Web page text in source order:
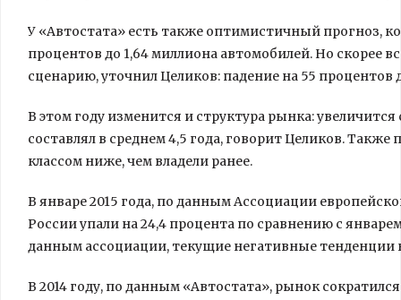
У «Автостата» есть также оптимистичный прогноз,
процентов до 1,64 миллиона автомобилей. Но скорее
сценарию, уточнил Целиков: падение на 55 процентов
В этом году изменится и структура рынка:
составлял в среднем 4,5 года, говорит Целиков.
классом ниже, чем владели ранее.
В январе 2015 года, по данным Ассоциации
России упали на 24,4 процента по сравнению с
данным ассоциации, текущие негативные тенденции
В 2014 году, по данным «Автостата», рынок